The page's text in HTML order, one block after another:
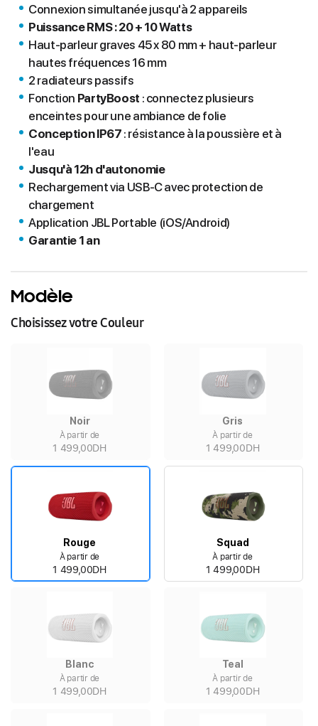
Connexion simultanée jusqu'à 2 appareils
Puissance RMS : 20 + 10 Watts
Haut-parleur graves 45 x 80 mm + haut-parleur
hautes fréquences 16 mm
2 radiateurs passifs
Fonction PartyBoost : connectez plusieurs
enceintes pour une ambiance de folie
Conception IP67 : résistance à la poussière et à
l'eau
Jusqu'à 12h d'autonomie
Rechargement via USB-C avec protection de
chargement
Application JBL Portable (iOS/Android)
Garantie 1 an
Modèle
Choisissez votre Couleur
Noir
À partir de
1 499,00DH
Gris
À partir de
1 499,00DH
Rouge
À partir de
1 499,00DH
Squad
À partir de
1 499,00DH
Blanc
À partir de
1 499,00DH
Teal
À partir de
1 499,00DH